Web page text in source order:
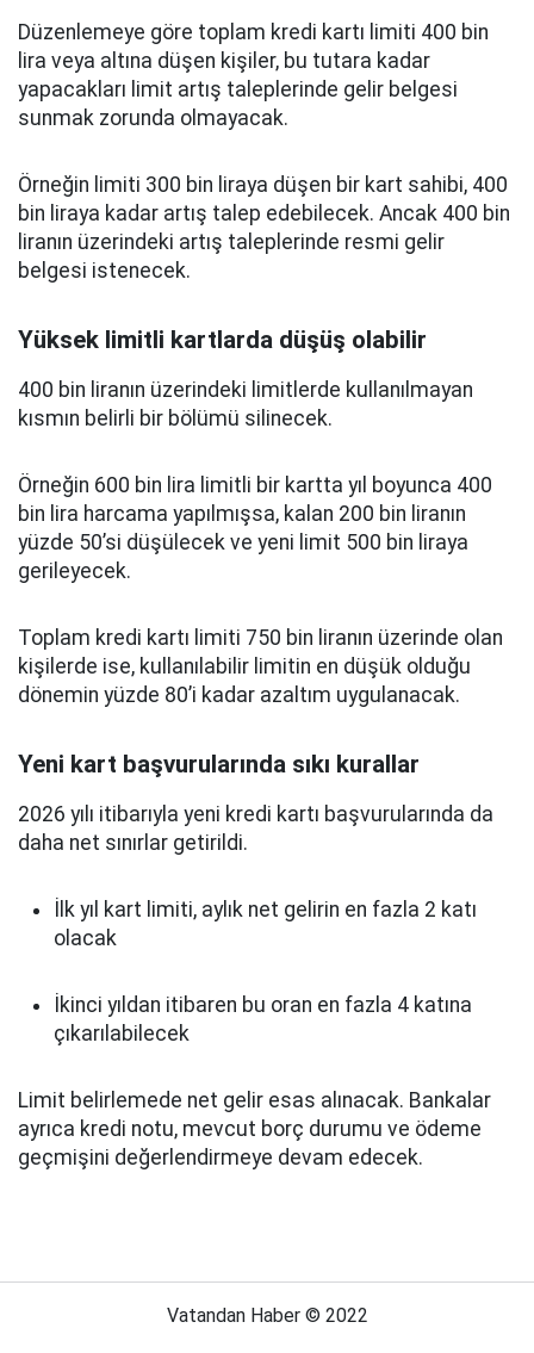
Düzenlemeye göre toplam kredi kartı limiti 400 bin
lira veya altına düşen kişiler, bu tutara kadar
yapacakları limit artış taleplerinde gelir belgesi
sunmak zorunda olmayacak.
Örneğin limiti 300 bin liraya düşen bir kart sahibi, 400
bin liraya kadar artış talep edebilecek. Ancak 400 bin
liranın üzerindeki artış taleplerinde resmi gelir
belgesi istenecek.
Yüksek limitli kartlarda düşüş olabilir
400 bin liranın üzerindeki limitlerde kullanılmayan
kısmın belirli bir bölümü silinecek.
Örneğin 600 bin lira limitli bir kartta yıl boyunca 400
bin lira harcama yapılmışsa, kalan 200 bin liranın
yüzde 50’si düşülecek ve yeni limit 500 bin liraya
gerileyecek.
Toplam kredi kartı limiti 750 bin liranın üzerinde olan
kişilerde ise, kullanılabilir limitin en düşük olduğu
dönemin yüzde 80’i kadar azaltım uygulanacak.
Yeni kart başvurularında sıkı kurallar
2026 yılı itibarıyla yeni kredi kartı başvurularında da
daha net sınırlar getirildi.
İlk yıl kart limiti, aylık net gelirin en fazla 2 katı
olacak
İkinci yıldan itibaren bu oran en fazla 4 katına
çıkarılabilecek
Limit belirlemede net gelir esas alınacak. Bankalar
ayrıca kredi notu, mevcut borç durumu ve ödeme
geçmişini değerlendirmeye devam edecek.
Vatandan Haber © 2022